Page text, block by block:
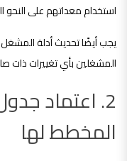
استخدام معداتهم على النحو
يجب أيضًا تحديث أدلة المشغل
المشغلين بأي تغييرات ذات
2. اعتماد
المخطط لها